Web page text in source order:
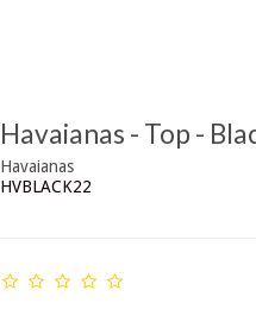
Havaianas - Top -
Havaianas
HVBLACK22